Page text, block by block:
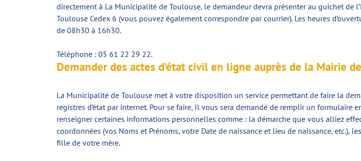
directement à La Municipalité de Toulouse, le demandeur devra présenter au guichet de
Toulouse Cedex 6 (vous pouvez également correspondre par courrier). Les heures
de 08h30 à 16h30.
Téléphone : 05 61 22 29 22.
Demander des actes d’état civil en ligne auprès de la Mairie
La Municipalité de Toulouse met à votre disposition un service permettant de faire la
registres d’état par internet. Pour se faire, Il vous sera demandé de remplir un
renseigner certaines informations personnelles comme : la démarche que vous alliez
coordonnées (vos Noms et Prénoms, votre Date de naissance et lieu de naissance, etc.),
fille de votre mère.